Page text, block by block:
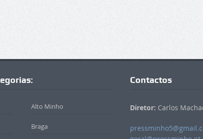
Alto Minho
Braga
Contactos
Diretor: Carlos